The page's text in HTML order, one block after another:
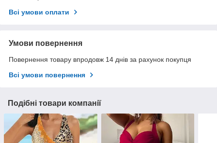
Всі умови оплати
Умови повернення
Повернення товару впродовж 14 днів за рахунок покупця
Всі умови повернення
Подібні товари компанії